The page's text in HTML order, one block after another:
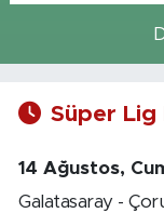
Süper Lig
14 Ağustos,
Galatasaray -